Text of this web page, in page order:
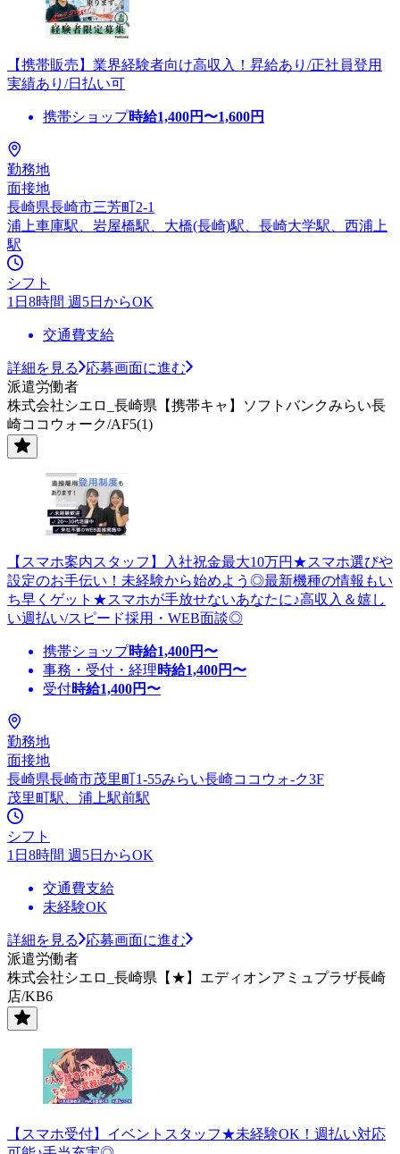
【携帯販売】業界経験者向け高収入！昇給あり/正社員登用
実績あり/日払い可
携帯ショップ時給1,400円〜1,600円
勤務地
面接地
長崎県長崎市三芳町2-1
浦上車庫駅、岩屋橋駅、大橋(長崎)駅、長崎大学駅、西浦上
駅
シフト
1日8時間 週5日からOK
交通費支給
詳細を見る
応募画面に進む
派遣労働者
株式会社シエロ_長崎県【携帯キャ】ソフトバンクみらい長
崎ココウォーク/AF5(1)
【スマホ案内スタッフ】入社祝金最大10万円★スマホ選びや
設定のお手伝い！未経験から始めよう◎最新機種の情報もい
ち早くゲット★スマホが手放せないあなたに♪高収入＆嬉し
い週払い/スピード採用・WEB面談◎
携帯ショップ時給1,400円〜
事務・受付・経理時給1,400円〜
受付時給1,400円〜
勤務地
面接地
長崎県長崎市茂里町1‐55みらい長崎ココウォ-ク3F
茂里町駅、浦上駅前駅
シフト
1日8時間 週5日からOK
交通費支給
未経験OK
詳細を見る
応募画面に進む
派遣労働者
株式会社シエロ_長崎県【★】エディオンアミュプラザ長崎
店/KB6
【スマホ受付】イベントスタッフ★未経験OK！週払い対応